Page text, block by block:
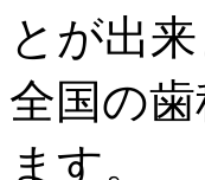
とが出来
全国の
ます。